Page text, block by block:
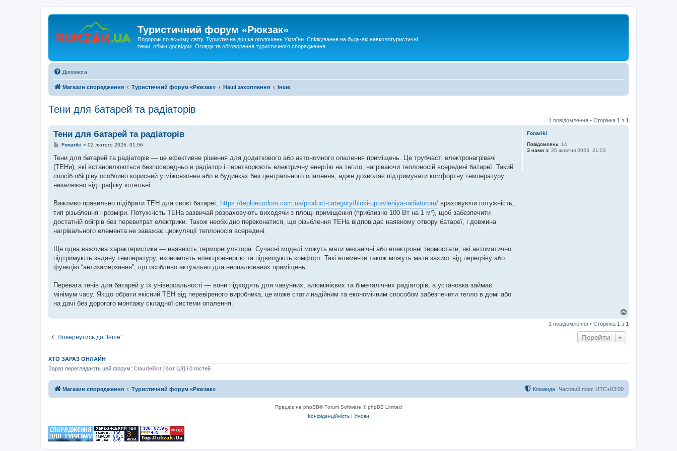
Туристичний форум «Рюкзак»
Подорожі по всьому світу. Туристична дошка оголошень України. Спілкування на будь-які навколотуристичні
теми, обмін досвідом. Огляди та обговорення туристичного спорядження
Допомога
Магазин спорядження Туристичний форум «Рюкзак» Наші захоплення Інше
Тени для батарей та радіаторів
1 повідомлення • Сторінка 1 з 1
Fonariki
Повідомлень: 14
З нами з: 26 жовтня 2023, 21:03
Тени для батарей та радіаторів
П
в
д
о
л
н
я
Fonariki » 02 лютого 2026, 01:56
Тени для батарей та радіаторів — це ефективне рішення для додаткового або автономного опалення приміщень. Це трубчасті електронагрівачі
(ТЕНи), які встановлюються безпосередньо в радіатор і перетворюють електричну енергію на тепло, нагріваючи теплоносій всередині батареї. Такий
спосіб обігріву особливо корисний у міжсезоння або в будинках без центрального опалення, адже дозволяє підтримувати комфортну температуру
незалежно від графіку котельні.
Важливо правильно підібрати ТЕН для своєї батареї, https://teploecodom.com.ua/product-category/bloki-upravleniya-radiatorom/ враховуючи потужність,
тип різьблення і розміри. Потужність ТЕНа зазвичай розраховують виходячи з площі приміщення (приблизно 100 Вт на 1 м²), щоб забезпечити
достатній обігрів без перевитрат електрики. Також необхідно переконатися, що різьблення ТЕНа відповідає наявному отвору батареї, і довжина
нагрівального елемента не заважає циркуляції теплоносія всередині.
Ще одна важлива характеристика — наявність терморегулятора. Сучасні моделі можуть мати механічні або електронні термостати, які автоматично
підтримують задану температуру, економлять електроенергію та підвищують комфорт. Такі елементи також можуть мати захист від перегріву або
функцію “антизамерзання”, що особливо актуально для неопалюваних приміщень.
Перевага тенів для батарей у їх універсальності — вони підходять для чавунних, алюмінієвих та біметалічних радіаторів, а установка займає
мінімум часу. Якщо обрати якісний ТЕН від перевіреного виробника, це може стати надійним та економічним способом забезпечити тепло в домі або
на дачі без дорогого монтажу складної системи опалення.
г
1 повідомлення • Сторінка 1 з 1
Повернутись до “Інше” Перейти
ХТО ЗАРАЗ ОНЛАЙН
Зараз переглядають цей форум: ClaudeBot [бот ШІ] і 0 гостей
Магазин спорядження Туристичний форум «Рюкзак» Часовий пояс UTC+03:00
Команда
Працює на phpBB® Forum Software © phpBB Limited
Конфіденційність | Умови